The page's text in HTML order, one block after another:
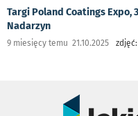
Targi Poland Coatings Expo,
Nadarzyn
9 miesięcy temu 21.10.2025 zdjęć: